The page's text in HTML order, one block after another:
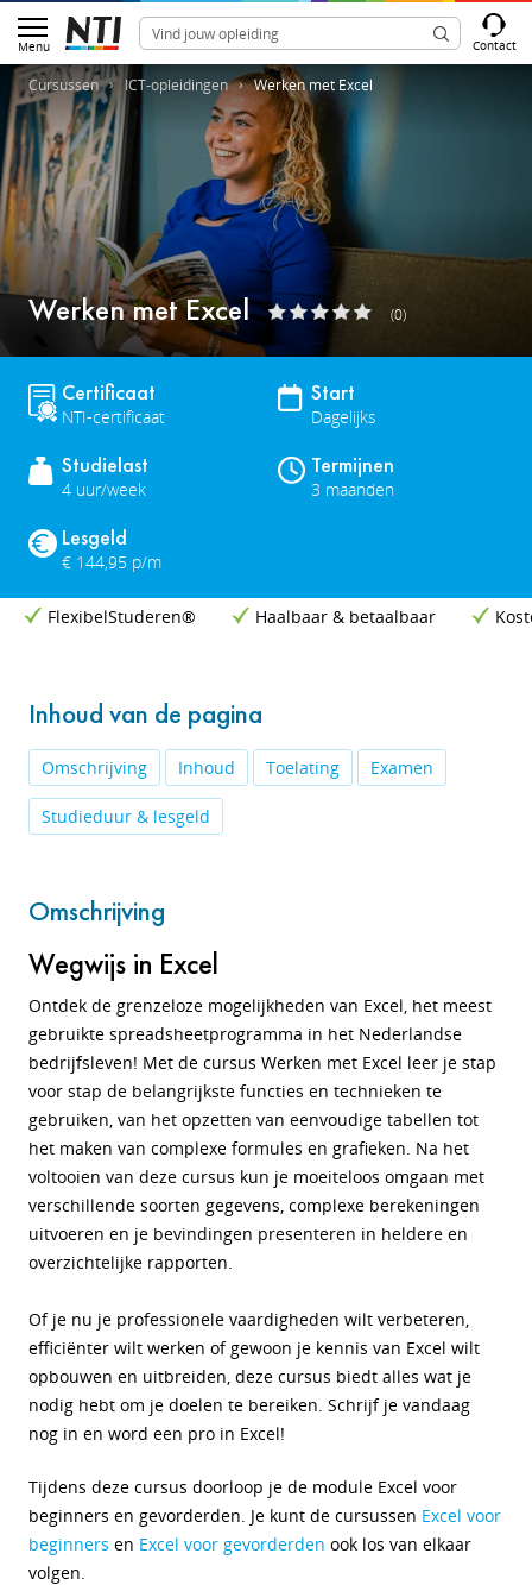
Menu Contact
Cursussen ICT-opleidingen Werken met Excel
Werken met Excel (0)
Certificaat
NTI-certificaat
Start
Dagelijks
Studielast
4 uur/week
Termijnen
3 maanden
Lesgeld
€ 144,95 p/m
FlexibelStuderen® Haalbaar & betaalbaar
Inhoud van de pagina
Omschrijving Inhoud Toelating Examen
Studieduur & lesgeld
Omschrijving
Wegwijs in Excel
Ontdek de grenzeloze mogelijkheden van Excel, het meest
gebruikte spreadsheetprogramma in het Nederlandse
bedrijfsleven! Met de cursus Werken met Excel leer je stap
voor stap de belangrijkste functies en technieken te
gebruiken, van het opzetten van eenvoudige tabellen tot
het maken van complexe formules en grafieken. Na het
voltooien van deze cursus kun je moeiteloos omgaan met
verschillende soorten gegevens, complexe berekeningen
uitvoeren en je bevindingen presenteren in heldere en
overzichtelijke rapporten.
Of je nu je professionele vaardigheden wilt verbeteren,
efficiënter wilt werken of gewoon je kennis van Excel wilt
opbouwen en uitbreiden, deze cursus biedt alles wat je
nodig hebt om je doelen te bereiken. Schrijf je vandaag
nog in en word een pro in Excel!
Tijdens deze cursus doorloop je de module Excel voor
beginners en gevorderden. Je kunt de cursussen Excel voor
beginners en Excel voor gevorderden ook los van elkaar
volgen.